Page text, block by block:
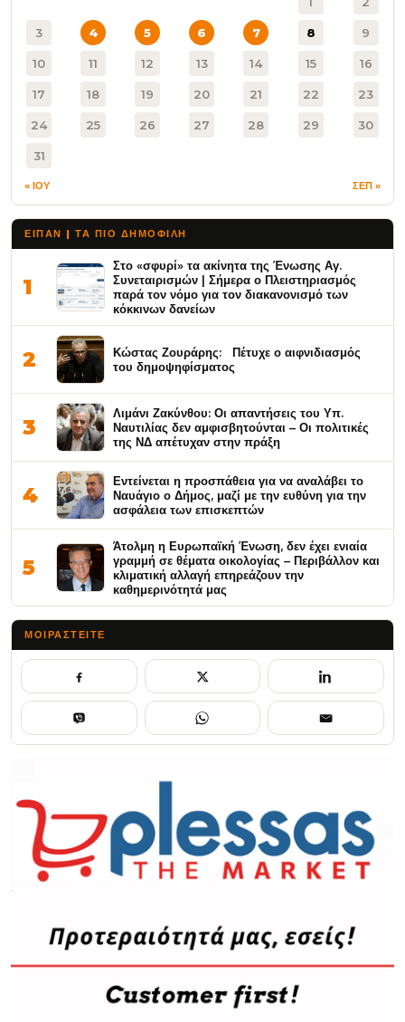
3 4 5 6 7 8 9
10 11 12 13 14 15 16
17 18 19 20 21 22 23
24 25 26 27 28 29 30
31
« ΙΟΥ ΣΕΠ »
ΕΙΠΑΝ | ΤΑ ΠΙΟ ΔΗΜΟΦΙΛΉ
1
Στο «σφυρί» τα ακίνητα της Ένωσης Αγ.
Συνεταιρισμών | Σήμερα ο Πλειστηριασμός
παρά τον νόμο για τον διακανονισμό των
κόκκινων δανείων
2
Κώστας Ζουράρης: Πέτυχε ο αιφνιδιασμός
του δημοψηφίσματος
3
Λιμάνι Ζακύνθου: Οι απαντήσεις του Υπ.
Ναυτιλίας δεν αμφισβητούνται – Οι πολιτικές
της ΝΔ απέτυχαν στην πράξη
4
Εντείνεται η προσπάθεια για να αναλάβει το
Ναυάγιο ο Δήμος, μαζί με την ευθύνη για την
ασφάλεια των επισκεπτών
5
Άτολμη η Ευρωπαϊκή Ένωση, δεν έχει ενιαία
γραμμή σε θέματα οικολογίας – Περιβάλλον και
κλιματική αλλαγή επηρεάζουν την
καθημερινότητά μας
ΜΟΙΡΑΣΤΕΊΤΕ